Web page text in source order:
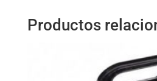
Productos